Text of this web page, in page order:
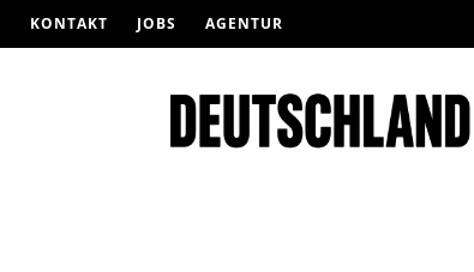
KONTAKT JOBS AGENTUR